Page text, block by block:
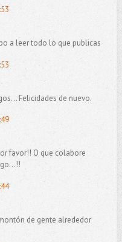
a leer todo lo que publicas
Felicidades de nuevo.
favor!! O que colabore
de gente alrededor